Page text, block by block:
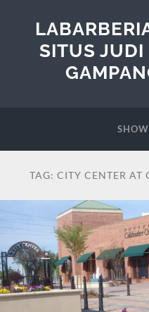
SITUS
TAG: CITY CENTER AT